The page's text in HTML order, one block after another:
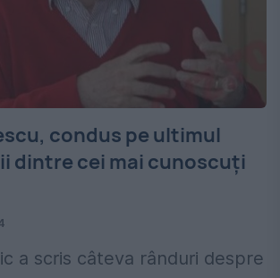
condus pe ultimul
dintre cei mai cunoscuți
a scris câteva rânduri despre